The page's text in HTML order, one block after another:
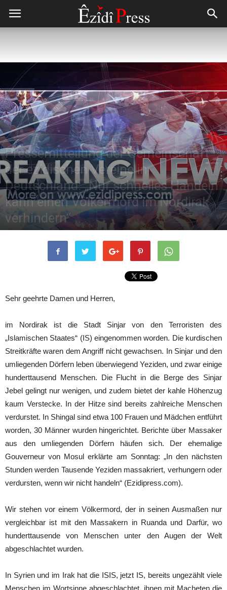
Pressemitteilung der Gemeinschaft
der ezidischen Vereine in
Deutschland: „Nur schnelles Handeln
kann einen Völkermord im Nordirak
verhindern“
Sehr geehrte Damen und Herren,
im Nordirak ist die Stadt Sinjar von den Terroristen des
„Islamischen Staates“ (IS) eingenommen worden. Die kurdischen
Streitkräfte waren dem Angriff nicht gewachsen. In Sinjar und den
umliegenden Dörfern leben überwiegend Yeziden, und zwar einige
hunderttausend Menschen. Die Flucht in die Berge des Sinjar
Jebel gelingt nur wenigen, und zudem bietet der kahle Höhenzug
kaum Verstecke. In der Hitze sind bereits zahlreiche Menschen
verdurstet. In Shingal sind etwa 100 Frauen und Mädchen entführt
worden, 30 Männer wurden hingerichtet. Berichte über Massaker
aus den umliegenden Dörfern häufen sich. Der ehemalige
Gouverneur von Mosul erklärte am Sonntag: „In den nächsten
Stunden werden Tausende Yeziden massakriert, verhungern oder
verdursten, wenn wir nicht handeln“ (Ezidipress.com).
Wir stehen vor einem Völkermord, der in seinen Ausmaßen nur
vergleichbar ist mit den Massakern in Ruanda und Darfür, wo
hunderttausende von Menschen unter den Augen der Welt
abgeschlachtet wurden.
In Syrien und im Irak hat die ISIS, jetzt IS, bereits ungezählt viele
Menschen im Wortsinne abgeschlachtet, ihnen mit Macheten die